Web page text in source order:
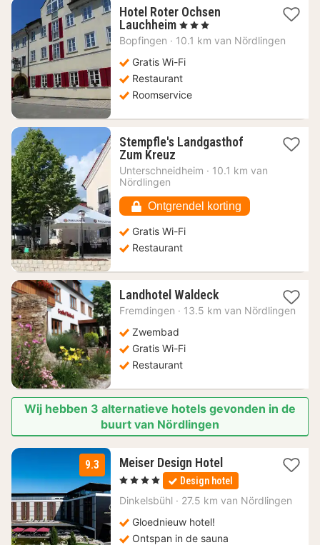
Hotel Roter Ochsen
Lauchheim 1
nacht
92,52
€
, 3 Sterren
Bopfingen · 10.1 km van Nördlingen
Gratis Wi-Fi
Restaurant
Roomservice
Stempfle's Landgasthof
Zum Kreuz1
nacht
€
Unterschneidheim · 10.1 km van
Nördlingen
Ontgrendel korting
Gratis Wi-Fi
Restaurant
Landhotel Waldeck1
nacht
Fremdingen · 13.5 km van Nördlingen
Zwembad
Gratis Wi-Fi
Restaurant
Wij hebben 3 alternatieve hotels gevonden in de
buurt van Nördlingen
9.3 Meiser Design Hotel1
nacht
vanaf
139
, 4 Sterren Design hotel
Dinkelsbühl · 27.5 km van Nördlingen
Gloednieuw hotel!
Ontspan in de sauna